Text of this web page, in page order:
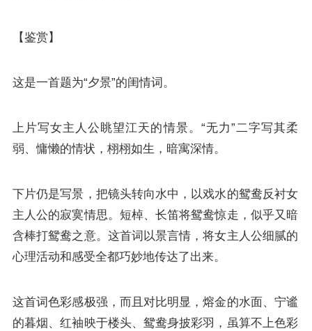
【鉴赏】
这是一首题为“夕景”的闺情词。
上片写女主人公眺望江天的情景。“无力”二字写其柔
弱、慵懒的情状，栩栩如生，暗寓深情。
下片仍是写景，把镜头转向水中，以戏水的鸳鸯反衬女
主人公的寂寞情思。短棹、长笛将鸳鸯惊走，似乎又暗
含棒打鸳鸯之意。这首词以景言情，将女主人公细腻的
心理活动和感受全都巧妙地传达了出来。
这首词色彩感极强，而且对比明显，熔金的水面、宁谧
的暮烟、红袖映于楼头、鸳鸯身披彩羽，虽算不上色彩